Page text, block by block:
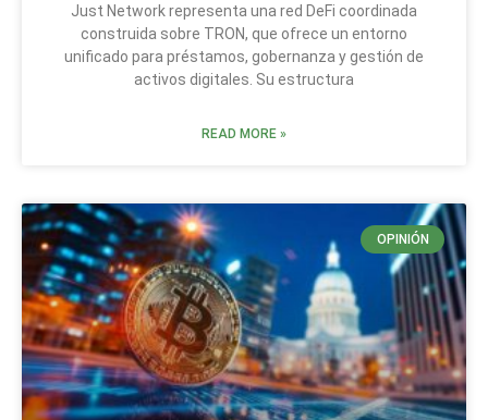
Just Network representa una red DeFi coordinada
construida sobre TRON, que ofrece un entorno
unificado para préstamos, gobernanza y gestión de
activos digitales. Su estructura
READ MORE »
OPINIÓN